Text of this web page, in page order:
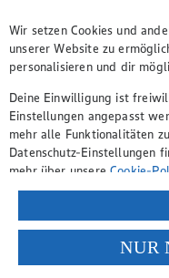
Wir setzen Cookies und
unserer Website zu
personalisieren und dir
Deine Einwilligung ist
Einstellungen angepasst
mehr alle Funktionalitäten
Datenschutz-Einstellungen
mehr über unsereCookie-
Verarbeitung deiner
Wenn du auf „Aktivieren“
ein, dass deine Daten in
einem nach europäischen
NUR